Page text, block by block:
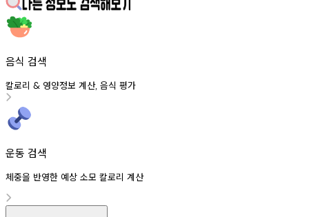
음식 검색
칼로리 & 영양정보 계산, 음식 평가
운동 검색
체중을 반영한 예상 소모 칼로리 계산